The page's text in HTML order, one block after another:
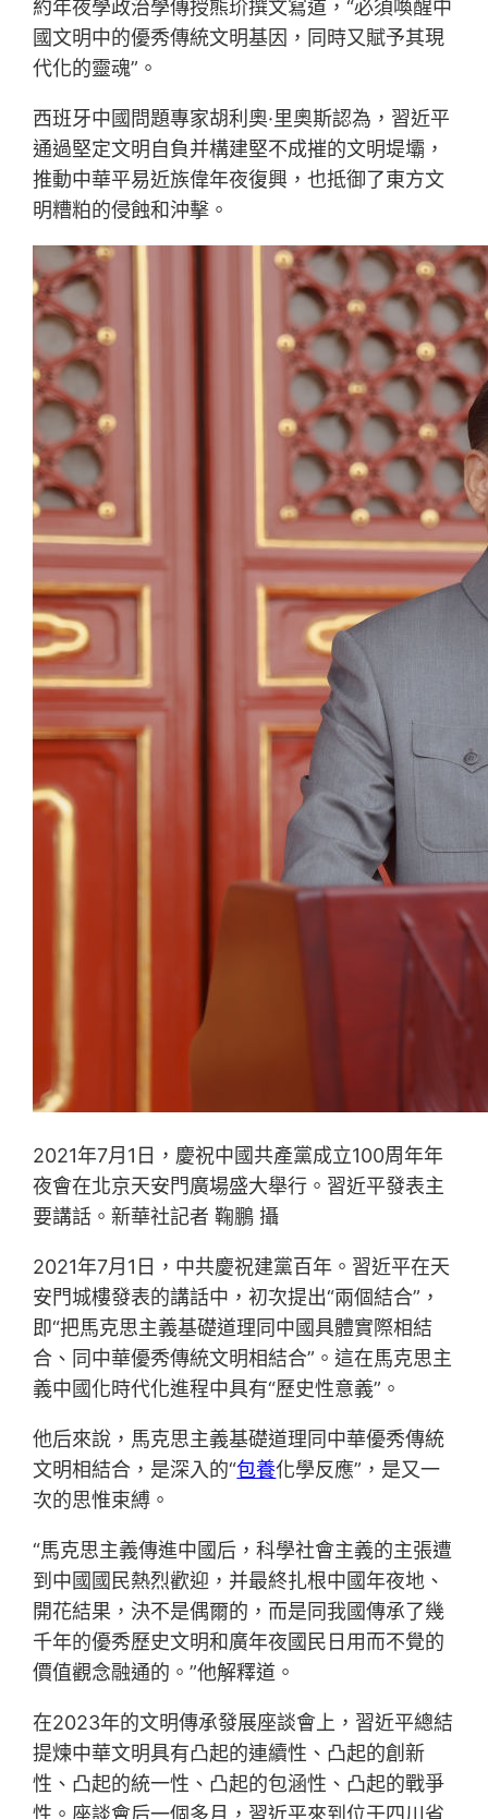
約年夜學政治學傳授熊玠撰文寫道，“必須喚醒中
國文明中的優秀傳統文明基因，同時又賦予其現
代化的靈魂”。
西班牙中國問題專家胡利奧·里奧斯認為，習近平
通過堅定文明自負并構建堅不成摧的文明堤壩，
推動中華平易近族偉年夜復興，也抵御了東方文
明糟粕的侵蝕和沖擊。
2021年7月1日，慶祝中國共產黨成立100周年年
夜會在北京天安門廣場盛大舉行。習近平發表主
要講話。新華社記者 鞠鵬 攝
2021年7月1日，中共慶祝建黨百年。習近平在天
安門城樓發表的講話中，初次提出“兩個結合”，
即“把馬克思主義基礎道理同中國具體實際相結
合、同中華優秀傳統文明相結合”。這在馬克思主
義中國化時代化進程中具有“歷史性意義”。
他后來說，馬克思主義基礎道理同中華優秀傳統
文明相結合，是深入的“包養化學反應”，是又一
次的思惟束縛。
“馬克思主義傳進中國后，科學社會主義的主張遭
到中國國民熱烈歡迎，并最終扎根中國年夜地、
開花結果，決不是偶爾的，而是同我國傳承了幾
千年的優秀歷史文明和廣年夜國民日用而不覺的
價值觀念融通的。”他解釋道。
在2023年的文明傳承發展座談會上，習近平總結
提煉中華文明具有凸起的連續性、凸起的創新
性、凸起的統一性、凸起的包涵性、凸起的戰爭